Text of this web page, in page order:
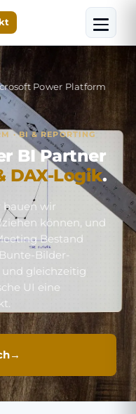
Power Platform
· BI & REPORTING
BI Partner
DAX-Logik.
bauen wir
können, und
Bestand
Bilder-
gleichzeitig
UI eine